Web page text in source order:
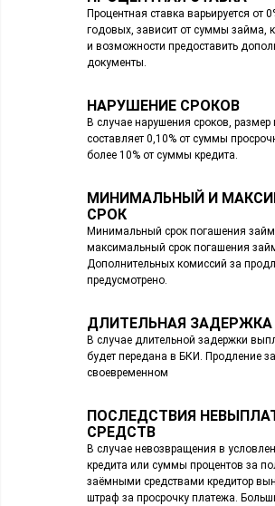
Процентная ставка варьируется от
годовых, зависит от суммы займа,
и возможности предоставить
документы.
НАРУШЕНИЕ СРОКОВ
В случае нарушения сроков, размер
составляет 0,10% от суммы
более 10% от суммы кредита.
МИНИМАЛЬНЫЙ И
СРОК
Минимальный срок погашения
максимальный срок погашения
Дополнительных комиссий за
предусмотрено.
ДЛИТЕЛЬНАЯ ЗАДЕРЖКА
В случае длительной задержки
будет передана в БКИ. Продление
своевременном
ПОСЛЕДСТВИЯ
СРЕДСТВ
В случае невозвращения в
кредита или суммы процентов за
заёмными средствами кредитор
штраф за просрочку платежа.